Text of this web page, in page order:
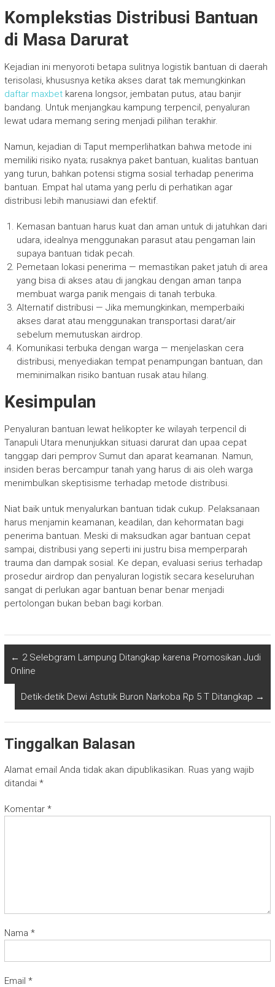
Komplekstias Distribusi Bantuan
di Masa Darurat
Kejadian ini menyoroti betapa sulitnya logistik bantuan di daerah
terisolasi, khususnya ketika akses darat tak memungkinkan
daftar maxbetkarena longsor, jembatan putus, atau banjir
bandang. Untuk menjangkau kampung terpencil, penyaluran
lewat udara memang sering menjadi pilihan terakhir.
Namun, kejadian di Taput memperlihatkan bahwa metode ini
memiliki risiko nyata; rusaknya paket bantuan, kualitas bantuan
yang turun, bahkan potensi stigma sosial terhadap penerima
bantuan. Empat hal utama yang perlu di perhatikan agar
distribusi lebih manusiawi dan efektif.
Kemasan bantuan harus kuat dan aman untuk di jatuhkan dari
udara, idealnya menggunakan parasut atau pengaman lain
supaya bantuan tidak pecah.
Pemetaan lokasi penerima — memastikan paket jatuh di area
yang bisa di akses atau di jangkau dengan aman tanpa
membuat warga panik mengais di tanah terbuka.
Alternatif distribusi — Jika memungkinkan, memperbaiki
akses darat atau menggunakan transportasi darat/air
sebelum memutuskan airdrop.
Komunikasi terbuka dengan warga — menjelaskan cera
distribusi, menyediakan tempat penampungan bantuan, dan
meminimalkan risiko bantuan rusak atau hilang.
Kesimpulan
Penyaluran bantuan lewat helikopter ke wilayah terpencil di
Tanapuli Utara menunjukkan situasi darurat dan upaa cepat
tanggap dari pemprov Sumut dan aparat keamanan. Namun,
insiden beras bercampur tanah yang harus di ais oleh warga
menimbulkan skeptisisme terhadap metode distribusi.
Niat baik untuk menyalurkan bantuan tidak cukup. Pelaksanaan
harus menjamin keamanan, keadilan, dan kehormatan bagi
penerima bantuan. Meski di maksudkan agar bantuan cepat
sampai, distribusi yang seperti ini justru bisa memperparah
trauma dan dampak sosial. Ke depan, evaluasi serius terhadap
prosedur airdrop dan penyaluran logistik secara keseluruhan
sangat di perlukan agar bantuan benar benar menjadi
pertolongan bukan beban bagi korban.
← 2 Selebgram Lampung Ditangkap karena Promosikan Judi
Online
Detik-detik Dewi Astutik Buron Narkoba Rp 5 T Ditangkap →
Tinggalkan Balasan
Alamat email Anda tidak akan dipublikasikan. Ruas yang wajib
ditandai *
Komentar *
Nama *
Email *